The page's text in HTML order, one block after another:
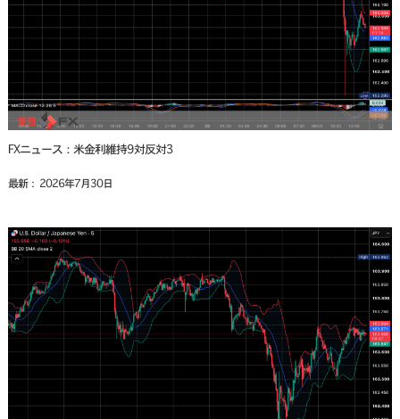
FXニュース：米金利維持9対反対3
最新： 2026年7月30日